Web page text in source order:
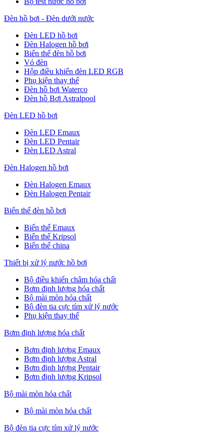
Đèn hồ bơi - Đèn dưới nước
Đèn LED hồ bơi
Đèn Halogen hồ bơi
Biến thế đèn hồ bơi
Vỏ đèn
Hộp điều khiển đèn LED RGB
Phụ kiện thay thế
Đèn hồ bơi Waterco
Đèn hồ Bơi Astralpool
Đèn LED hồ bơi
Đèn LED Emaux
Đèn LED Pentair
Đèn LED Astral
Đèn Halogen hồ bơi
Đèn Halogen Emaux
Đèn Halogen Pentair
Biến thế đèn hồ bơi
Biến thế Emaux
Biến thế Kripsol
Biến thế china
Thiết bị xử lý nước hồ bơi
Bộ điều khiển châm hóa chất
Bơm định lượng hóa chất
Bộ mài mòn hóa chất
Bộ đèn tia cực tím xử lý nước
Phụ kiện thay thế
Bơm định lượng hóa chất
Bơm định lượng Emaux
Bơm định lượng Astral
Bơm định lượng Pentair
Bơm định lượng Kripsol
Bộ mài mòn hóa chất
Bộ mài mòn hóa chất
Bộ đèn tia cực tím xử lý nước